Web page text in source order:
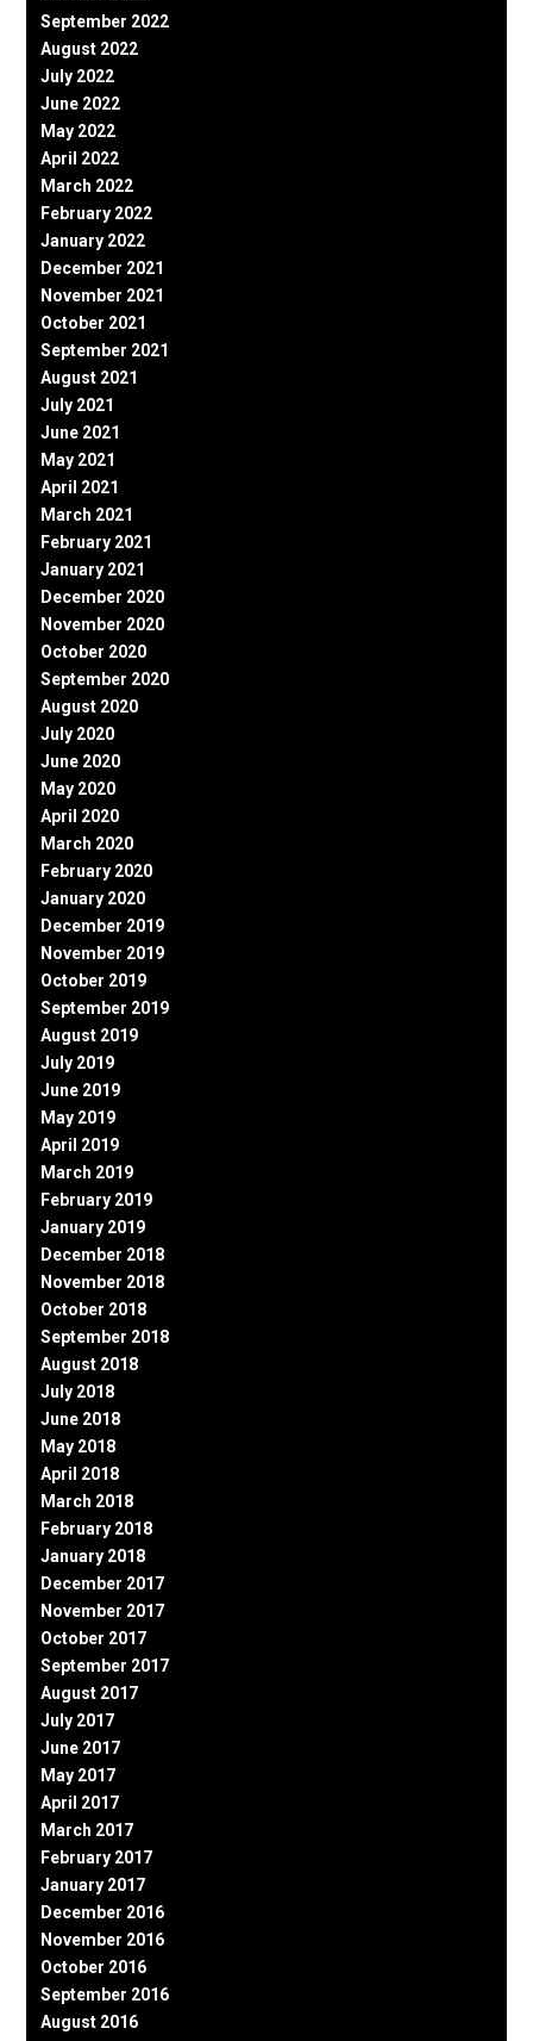
September 2022
August 2022
July 2022
June 2022
May 2022
April 2022
March 2022
February 2022
January 2022
December 2021
November 2021
October 2021
September 2021
August 2021
July 2021
June 2021
May 2021
April 2021
March 2021
February 2021
January 2021
December 2020
November 2020
October 2020
September 2020
August 2020
July 2020
June 2020
May 2020
April 2020
March 2020
February 2020
January 2020
December 2019
November 2019
October 2019
September 2019
August 2019
July 2019
June 2019
May 2019
April 2019
March 2019
February 2019
January 2019
December 2018
November 2018
October 2018
September 2018
August 2018
July 2018
June 2018
May 2018
April 2018
March 2018
February 2018
January 2018
December 2017
November 2017
October 2017
September 2017
August 2017
July 2017
June 2017
May 2017
April 2017
March 2017
February 2017
January 2017
December 2016
November 2016
October 2016
September 2016
August 2016